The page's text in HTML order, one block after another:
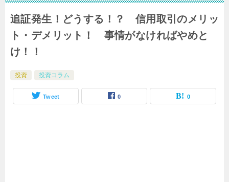
追証発生！どうする！？ 信用取引のメリッ
ト・デメリット！ 事情がなければやめと
け！！
投資 投資コラム
Tweet 0 0